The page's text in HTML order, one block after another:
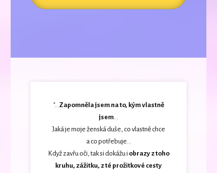
"... Zapomněla jsem na to, kým vlastně
jsem
Jaká je moje ženská duše, co vlastně chce
a co potřebuje...
Když zavřu oči, tak si dokážu i obrazy z toho
kruhu, zážitku, z té prožitkové cesty